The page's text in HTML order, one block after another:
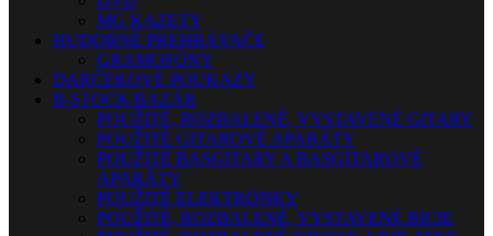
MG KAZETY
HUDOBNÉ PREHRÁVAČE
GRAMOFÓNY
DARČEKOVÉ POUKAZY
B-STOCK/BAZÁR
POUŽITÉ, ROZBALENÉ, VYSTAVENÉ GITARY
POUŽITÉ GITAROVÉ APARÁTY
POUŽITÉ BASGITARY A BASGITAROVÉ
APARÁTY
POUŽITÉ ELEKTRÓNKY
POUŽITÉ, ROZBALENÉ, VYSTAVENÉ BICIE